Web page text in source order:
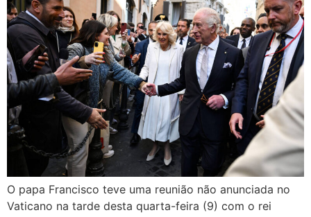
O papa Francisco teve uma reunião não anunciada no
Vaticano na tarde desta quarta-feira (9) com o rei